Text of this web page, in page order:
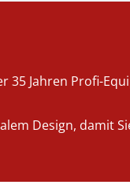
35 Jahren Profi-
Design, damit